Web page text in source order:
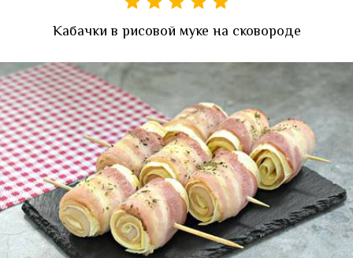
Кабачки в рисовой муке на сковороде